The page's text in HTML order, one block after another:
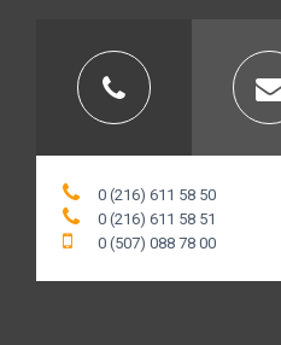
0 (216) 611 58 50
0 (216) 611 58 51